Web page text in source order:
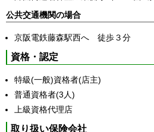
公共交通機関の場合
京阪電鉄藤森駅西へ 徒歩３分
資格・認定
特級(一般)資格者(店主)
普通資格者(3人)
上級資格代理店
取り扱い保険会社